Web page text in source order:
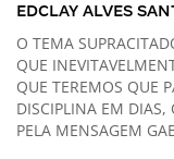
EDCLAY ALVES
O TEMA
QUE
QUE TEREMOS QUE
DISCIPLINA EM DIAS,
PELA MENSAGEM